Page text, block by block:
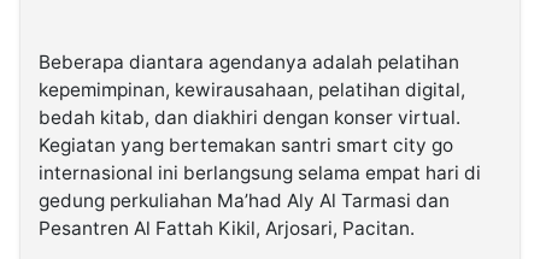
Beberapa diantara agendanya adalah pelatihan
kepemimpinan, kewirausahaan, pelatihan digital,
bedah kitab, dan diakhiri dengan konser virtual.
Kegiatan yang bertemakan santri smart city go
internasional ini berlangsung selama empat hari di
gedung perkuliahan Ma’had Aly Al Tarmasi dan
Pesantren Al Fattah Kikil, Arjosari, Pacitan.